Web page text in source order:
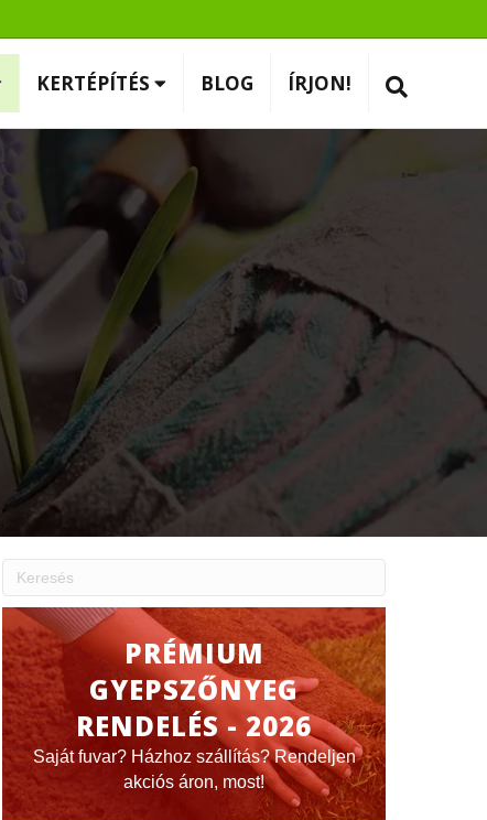
KERTÉPÍTÉS BLOG ÍRJON!
PRÉMIUM
GYEPSZŐNYEG
RENDELÉS - 2026
Saját fuvar? Házhoz szállítás? Rendeljen
akciós áron, most!